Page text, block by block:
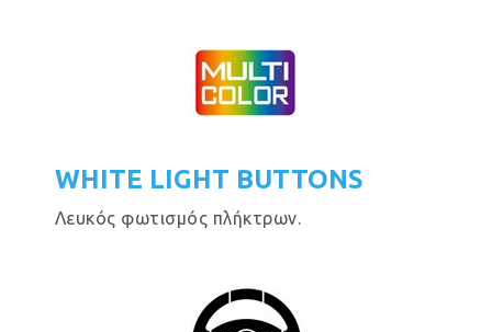
WHITE LIGHT BUTTONS
Λευκός φωτισμός πλήκτρων.